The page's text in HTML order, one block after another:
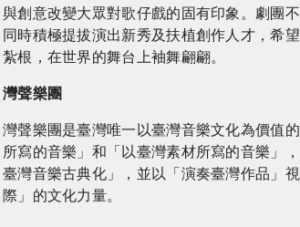
與創意改變大眾對歌仔戲的固有印象。劇團
同時積極提拔演出新秀及扶植創作人才，希
紮根，在世界的舞台上袖舞翩翩。
灣聲樂團
灣聲樂團是臺灣唯一以臺灣音樂文化為價值
所寫的音樂」和「以臺灣素材所寫的音樂」
臺灣音樂古典化」，並以「演奏臺灣作品」
際」的文化力量。